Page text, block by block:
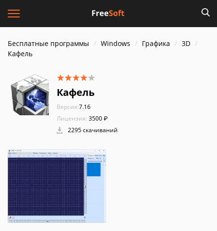
Бесплатные программы Windows Графика
3D
Кафель
Кафель
Версия:7.16
Лицензия: 3500 ₽
2295 скачиваний